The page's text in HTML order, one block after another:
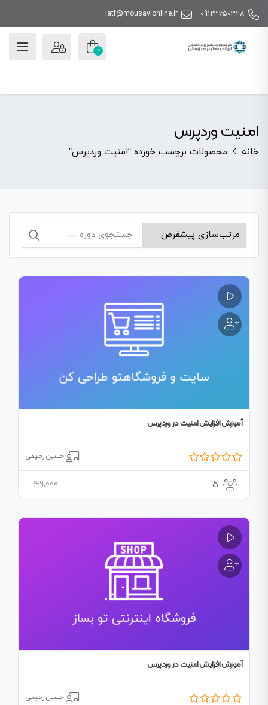
09123650328
iatf@mousavionline.ir
0
امنیت وردپرس
خانه محصولات برچسب خورده “امنیت وردپرس”
برای:
آموزش افزایش امنیت در وردپرس
حسین رحیمی
5
49,000
آموزش افزایش امنیت در وردپرس
حسین رحیمی